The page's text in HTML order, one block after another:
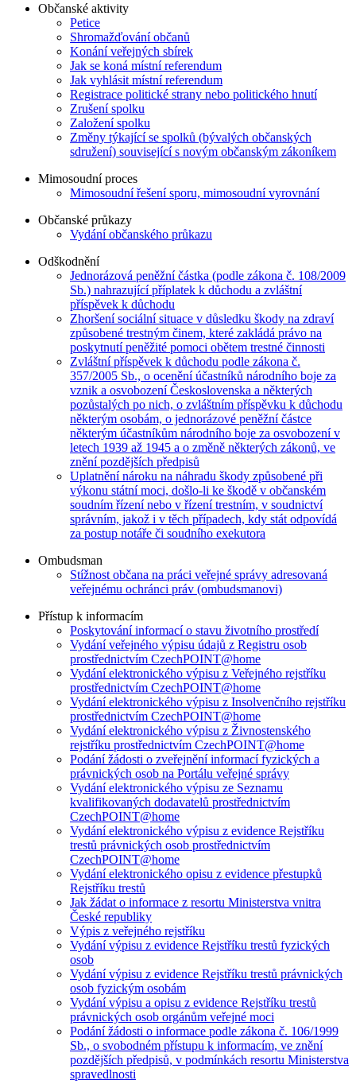
Občanské aktivity
Petice
Shromažďování občanů
Konání veřejných sbírek
Jak se koná místní referendum
Jak vyhlásit místní referendum
Registrace politické strany nebo politického hnutí
Zrušení spolku
Založení spolku
Změny týkající se spolků (bývalých občanských
sdružení) související s novým občanským zákoníkem
Mimosoudní proces
Mimosoudní řešení sporu, mimosoudní vyrovnání
Občanské průkazy
Vydání občanského průkazu
Odškodnění
Jednorázová peněžní částka (podle zákona č. 108/2009
Sb.) nahrazující příplatek k důchodu a zvláštní
příspěvek k důchodu
Zhoršení sociální situace v důsledku škody na zdraví
způsobené trestným činem, které zakládá právo na
poskytnutí peněžité pomoci obětem trestné činnosti
Zvláštní příspěvek k důchodu podle zákona č.
357/2005 Sb., o ocenění účastníků národního boje za
vznik a osvobození Československa a některých
pozůstalých po nich, o zvláštním příspěvku k důchodu
některým osobám, o jednorázové peněžní částce
některým účastníkům národního boje za osvobození v
letech 1939 až 1945 a o změně některých zákonů, ve
znění pozdějších předpisů
Uplatnění nároku na náhradu škody způsobené při
výkonu státní moci, došlo-li ke škodě v občanském
soudním řízení nebo v řízení trestním, v soudnictví
správním, jakož i v těch případech, kdy stát odpovídá
za postup notáře či soudního exekutora
Ombudsman
Stížnost občana na práci veřejné správy adresovaná
veřejnému ochránci práv (ombudsmanovi)
Přístup k informacím
Poskytování informací o stavu životního prostředí
Vydání veřejného výpisu údajů z Registru osob
prostřednictvím CzechPOINT@home
Vydání elektronického výpisu z Veřejného rejstříku
prostřednictvím CzechPOINT@home
Vydání elektronického výpisu z Insolvenčního rejstříku
prostřednictvím CzechPOINT@home
Vydání elektronického výpisu z Živnostenského
rejstříku prostřednictvím CzechPOINT@home
Podání žádosti o zveřejnění informací fyzických a
právnických osob na Portálu veřejné správy
Vydání elektronického výpisu ze Seznamu
kvalifikovaných dodavatelů prostřednictvím
CzechPOINT@home
Vydání elektronického výpisu z evidence Rejstříku
trestů právnických osob prostřednictvím
CzechPOINT@home
Vydání elektronického opisu z evidence přestupků
Rejstříku trestů
Jak žádat o informace z resortu Ministerstva vnitra
České republiky
Výpis z veřejného rejstříku
Vydání výpisu z evidence Rejstříku trestů fyzických
osob
Vydání výpisu z evidence Rejstříku trestů právnických
osob fyzickým osobám
Vydání výpisu a opisu z evidence Rejstříku trestů
právnických osob orgánům veřejné moci
Podání žádosti o informace podle zákona č. 106/1999
Sb., o svobodném přístupu k informacím, ve znění
pozdějších předpisů, v podmínkách resortu Ministerstva
spravedlnosti